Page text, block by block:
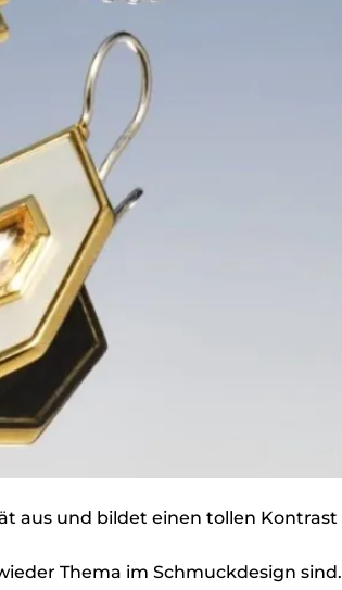
aus und bildet einen tollen Kontrast
Thema im Schmuckdesign sind.